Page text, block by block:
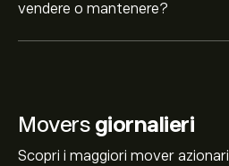
vendere o mantenere?
Movers giornalieri
Scopri i maggiori mover